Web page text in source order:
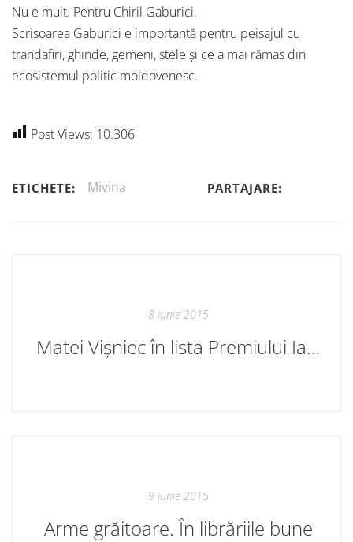
Nu e mult. Pentru Chiril Gaburici.
Scrisoarea Gaburici e importantă pentru peisajul cu
trandafiri, ghinde, gemeni, stele și ce a mai rămas din
ecosistemul politic moldovenesc.
Post Views: 10.306
ETICHETE: Mivina PARTAJARE:
8 iunie 2015
Matei Vișniec în lista Premiului Iasnaia Poleana
9 iunie 2015
Arme grăitoare. În librăriile bune